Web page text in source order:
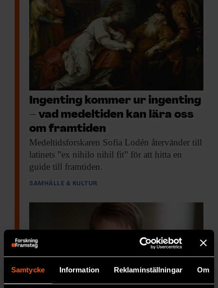
Samtycke Information Reklaminställningar Om
Ingenting kommer ur ingenting
– vad medeltiden kan lära oss
om framtiden
Medeltidsforskaren Sofia Lodén återvänder till
latinets ”ex nihilo nihil fit” för att hitta en
guide till framtiden.
SAMHÄLLE & KULTUR